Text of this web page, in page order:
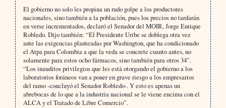
El gobierno no solo les propina un rudo golpe a los productores
nacionales, sino también a la población, pues los precios no tardarán
en verse incrementados, declaró el Senador del MOIR, Jorge Enrique
Robledo. Dijo también: “El Presidente Uribe se doblega otra vez
ante las exigencias planteadas por Washington, que ha condicionado
el Atpa para Colombia a que la veda se concrete cuanto antes, no
solamente para estos ocho fármacos, sino también para otros 34”.
“Los inauditos privilegios que les está otorgando el gobierno a los
laboratorios foráneos van a poner en grave riesgo a los empresarios
del ramo -concluyó el Senador Robledo-. Y esto es apenas un
abrebocas de lo que a la industria nacional se le viene encima con el
ALCA y el Tratado de Libre Comercio”.